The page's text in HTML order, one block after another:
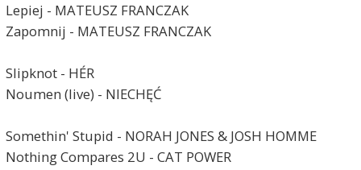
Lepiej - MATEUSZ FRANCZAK
Zapomnij - MATEUSZ FRANCZAK
Slipknot - HÉR
Noumen (live) - NIECHĘĆ
Somethin' Stupid - NORAH JONES & JOSH HOMME
Nothing Compares 2U - CAT POWER